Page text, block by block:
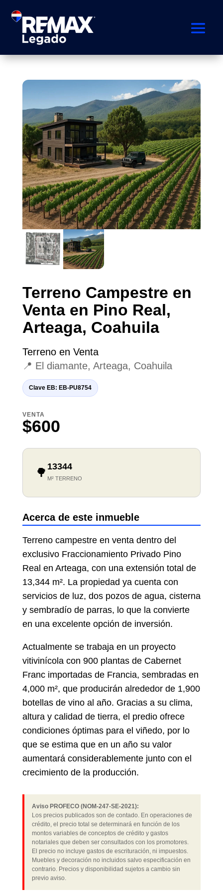
Terreno Campestre en
Venta en Pino Real,
Arteaga, Coahuila
Terreno en Venta
📍 El diamante, Arteaga, Coahuila
Clave EB: EB-PU8754
VENTA
$600
🌳 13344
M² TERRENO
Acerca de este inmueble
Terreno campestre en venta dentro del
exclusivo Fraccionamiento Privado Pino
Real en Arteaga, con una extensión total de
13,344 m². La propiedad ya cuenta con
servicios de luz, dos pozos de agua, cisterna
y sembradío de parras, lo que la convierte
en una excelente opción de inversión.
Actualmente se trabaja en un proyecto
vitivinícola con 900 plantas de Cabernet
Franc importadas de Francia, sembradas en
4,000 m², que producirán alrededor de 1,900
botellas de vino al año. Gracias a su clima,
altura y calidad de tierra, el predio ofrece
condiciones óptimas para el viñedo, por lo
que se estima que en un año su valor
aumentará considerablemente junto con el
crecimiento de la producción.
Aviso PROFECO (NOM-247-SE-2021):
Los precios publicados son de contado. En operaciones de
crédito, el precio total se determinará en función de los
montos variables de conceptos de crédito y gastos
notariales que deben ser consultados con los promotores.
El precio no incluye gastos de escrituración, ni impuestos.
Muebles y decoración no incluidos salvo especificación en
contrario. Precios y disponibilidad sujetos a cambio sin
previo aviso.